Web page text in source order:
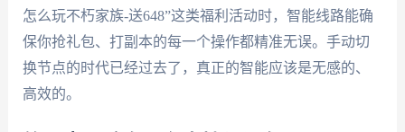
怎么玩不朽家族-送648”这类福利活动时，智能线路能确
保你抢礼包、打副本的每一个操作都精准无误。手动切
换节点的时代已经过去了，真正的智能应该是无感的、
高效的。